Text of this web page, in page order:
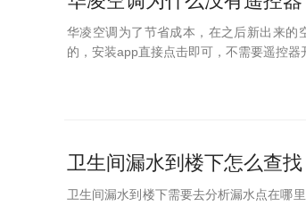
华凌空调为了节省成本，在之后新出来
的，安装app直接点击即可，不需要遥控器
卫生间漏水到楼下怎么查找
卫生间漏水到楼下需要去分析漏水点在哪